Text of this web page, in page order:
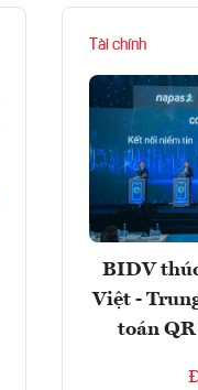
Tài chính
BIDV
Việt -
toán